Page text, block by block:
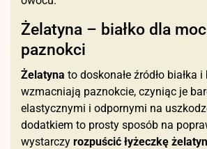
Żelatyna – białko dla
paznokci
Żelatyna to doskonałe źródło białka
wzmacniają paznokcie, czyniąc je
elastycznymi i odpornymi na
dodatkiem to prosty sposób na
wystarczy rozpuścić łyżeczkę